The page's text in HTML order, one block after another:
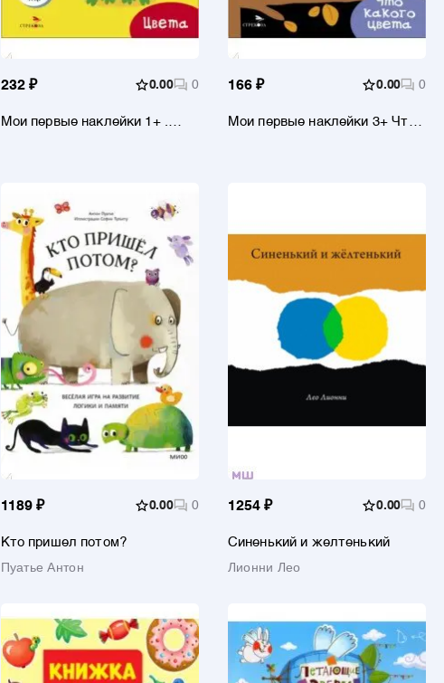
232 ₽ 0.00 0
Мои первые наклейки 1+ .
166 ₽ 0.00 0
Мои первые наклейки 3+ Что
1189 ₽ 0.00 0
Кто пришел потом?
Пуатье Антон
1254 ₽ 0.00 0
Синенький и желтенький
Лионни Лео